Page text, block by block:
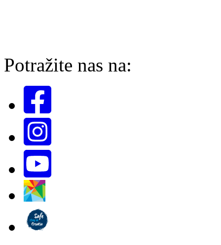
Potražite nas na: